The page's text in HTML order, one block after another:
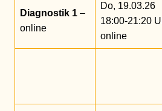
Diagnostik 1 –
online
Do, 19.03.26
18:00-21:20
online